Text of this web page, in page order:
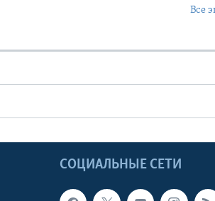
Все
СОЦИАЛЬНЫЕ СЕТИ